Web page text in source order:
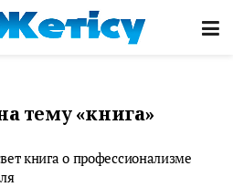
тему «книга»
книга о профессионализме